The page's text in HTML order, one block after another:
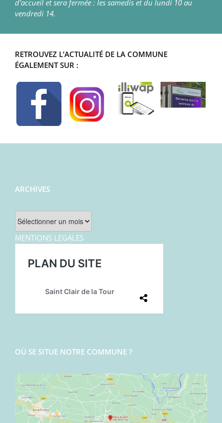
d’accueil et sera fermée : les samedis et du lundi 10 au
vendredi 14.
RETROUVEZ L’ACTUALITÉ DE LA COMMUNE
ÉGALEMENT SUR :
ARCHIVES
Archives
MENTIONS LEGALES
OÙ SE SITUE NOTRE COMMUNE ?